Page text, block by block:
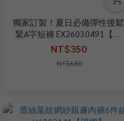
獨家訂製！夏日必備彈性後鬆
緊A字短褲 EX26030491【現
貨】
NT$350
NT$680